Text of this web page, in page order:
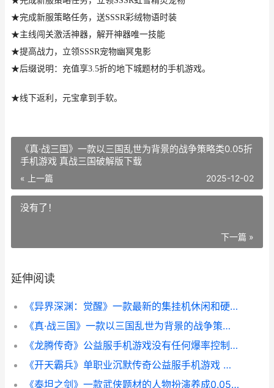
★完成新服策略任务，送SSSR彩绒物语时装
★主线闯关激活神器，解开神器唯一技能
★提高战力，立领SSSR宠物幽冥鬼影
★后缀说明：充值享3.5折的地下城题材的手机游戏。
★线下返利，元宝拿到手软。
《真·战三国》一款以三国乱世为背景的战争策略类0.05折
手机游戏 真战三国破解版下载
« 上一篇 2025-12-02
没有了！
下一篇 »
延伸阅读
《异界深渊：觉醒》一款最新的集挂机休闲和硬派PVP于一身的魔幻风角色扮演公益服手机游戏 异界深渊觉醒破解无限版
《真·战三国》一款以三国乱世为背景的战争策略类0.05折手机游戏 真战三国破解版下载
《龙腾传奇》公益服手机游戏没有任何爆率控制 龙腾传世官方网站
《开天霸兵》单职业沉默传奇公益服手机游戏 霸天开拓史
《泰坦之剑》一款武侠题材的人物扮演养成0.05折手机游戏 《泰坦之剑》一共几章